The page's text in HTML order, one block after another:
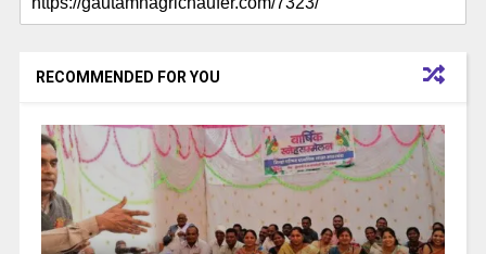
RECOMMENDED FOR YOU